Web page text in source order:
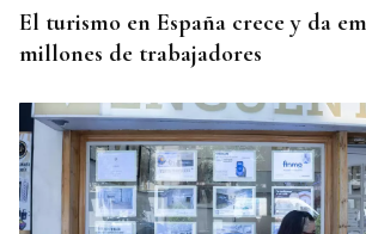
El turismo en España crece y da
millones de trabajadores